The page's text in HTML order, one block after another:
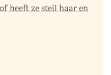
heeft ze steil haar en